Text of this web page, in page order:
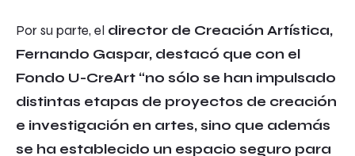
Por su parte, el director de Creación Artística,
Fernando Gaspar, destacó que con el
Fondo U-CreArt “no sólo se han impulsado
distintas etapas de proyectos de creación
e investigación en artes, sino que además
se ha establecido un espacio seguro para